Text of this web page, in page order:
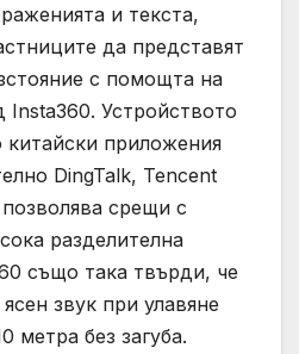
и текста,
да представят
с помощта на
Insta360. Устройството
приложения
DingTalk, Tencent
срещи с
разделителна
също така твърди, че
звук при улавяне
метра без загуба.